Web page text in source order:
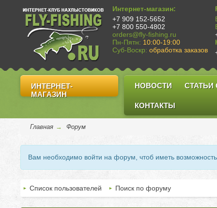
Интернет-магазин:
+7 909 152-5652
+7 800 550-4802
orders@fly-fishing.ru
Пн-Пятн: 10:00-19:00
Суб-Воскр: обработка заказов
ИНТЕРНЕТ-
МАГАЗИН
НОВОСТИ СТАТЬИ
КОНТАКТЫ
Главная → Форум
Вам необходимо войти на форум, чтоб иметь
Список пользователей Поиск по форуму